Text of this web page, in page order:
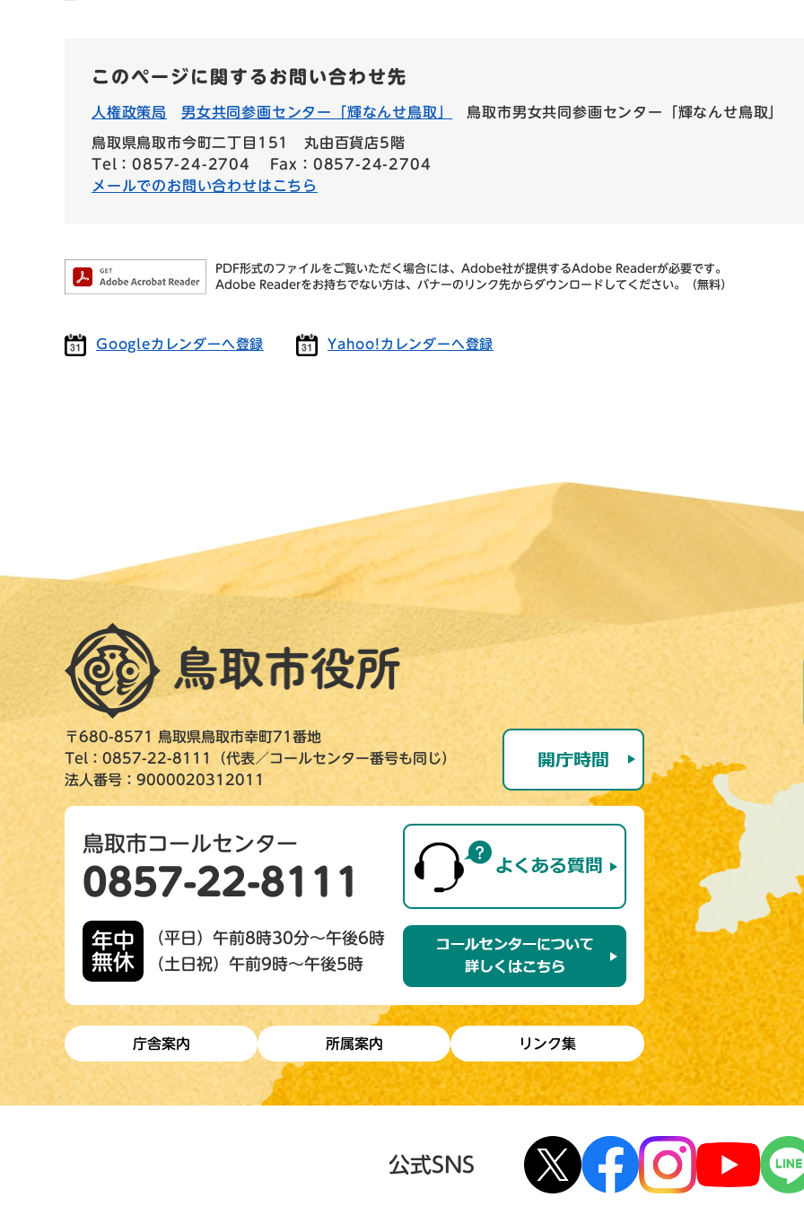
このページに関するお問い合わせ先
人権政策局 男女共同参画センター「輝なんせ鳥取」 鳥取市男女共同参画センター「輝なんせ鳥取」
鳥取県鳥取市今町二丁目151 丸由百貨店5階
Tel：0857-24-2704
Fax：0857-24-2704
メールでのお問い合わせはこちら
PDF形式のファイルをご覧いただく場合には、Adobe社が提供するAdobe Readerが必要です。
Adobe Readerをお持ちでない方は、バナーのリンク先からダウンロードしてください。（無料）
Googleカレンダーへ登録 Yahoo!カレンダーへ登録
〒680-8571 鳥取県鳥取市幸町71番地
Tel：0857-22-8111（代表／コールセンター番号も同じ）
法人番号：9000020312011
鳥取市コールセンター
0857-22-8111
年中
無休
（平日）午前8時30分～午後6時
（土日祝）午前9時～午後5時
庁舎案内 所属案内 リンク集
公式SNS